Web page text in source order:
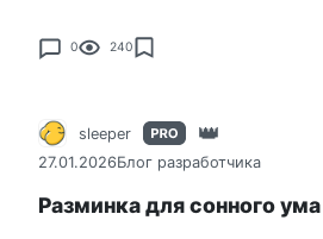
0 240
sleeper
27.01.2026Блог разработчика
Разминка для сонного